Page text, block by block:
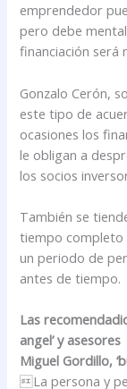
emprendedor
pero debe
financiación será
Gonzalo Cerón,
este tipo de
ocasiones los
le obligan a
los socios
También se
tiempo completo
un periodo de
antes de tiempo.
Las
angel’ y asesores
Miguel Gordillo,
La persona y